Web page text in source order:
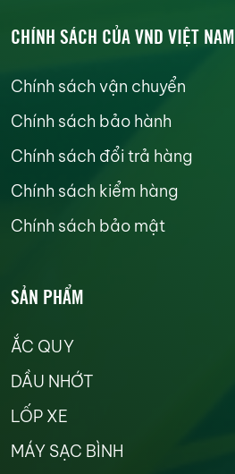
CHÍNH SÁCH CỦA VND VIỆT NAM
Chính sách vận chuyển
Chính sách bảo hành
Chính sách đổi trả hàng
Chính sách kiểm hàng
Chính sách bảo mật
SẢN PHẨM
ẮC QUY
DẦU NHỚT
LỐP XE
MÁY SẠC BÌNH